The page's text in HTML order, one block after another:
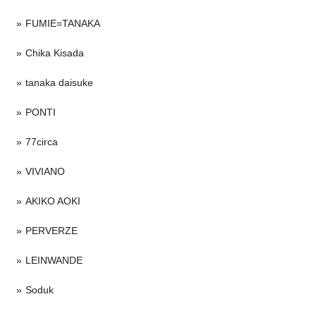
FUMIE=TANAKA
Chika Kisada
tanaka daisuke
PONTI
77circa
VIVIANO
AKIKO AOKI
PERVERZE
LEINWANDE
Soduk